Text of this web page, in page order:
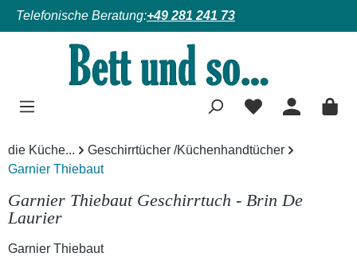
Zum Hauptinhalt springen
Telefonische Beratung:+49 281 241 73
die Küche...
Geschirrtücher /Küchenhandtücher
Garnier Thiebaut
Garnier Thiebaut Geschirrtuch - Brin De
Laurier
Garnier Thiebaut